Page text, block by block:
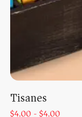
Tisanes
$4.00 -$4.00